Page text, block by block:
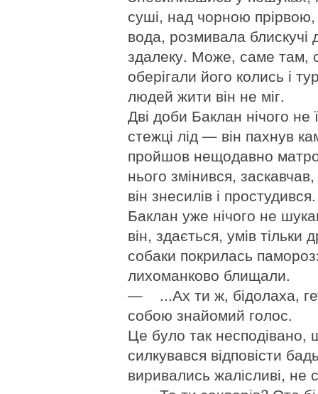
суші, над чорною прірвою,
вода, розмивала блискучі
здалеку. Може, саме там,
оберігали його колись і
людей жити він не міг.
Дві доби Баклан нічого
стежці лід — він пахнув
пройшов нещодавно
нього змінився,
він знесилів і простудився.
Баклан уже нічого не
він, здається, умів
собаки покрилась
лихоманково блищали.
— ...Ах ти ж, бідолаха,
собою знайомий голос.
Це було так несподівано,
силкувався відповісти
виривались жалісливі, не